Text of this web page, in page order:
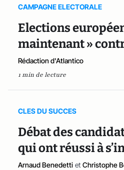
CAMPAGNE ELECTORALE
Elections
maintenant »
Rédaction d'Atlantico
1 min de lecture
CLES DU SUCCES
Débat des
qui ont réussi à
Arnaud Benedetti et Christophe